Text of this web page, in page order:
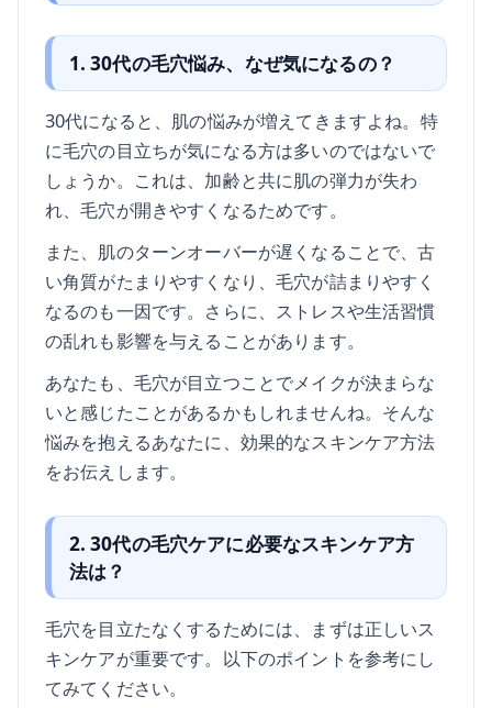
1. 30代の毛穴悩み、なぜ気になるの？
30代になると、肌の悩みが増えてきますよね。特
に毛穴の目立ちが気になる方は多いのではないで
しょうか。これは、加齢と共に肌の弾力が失わ
れ、毛穴が開きやすくなるためです。
また、肌のターンオーバーが遅くなることで、古
い角質がたまりやすくなり、毛穴が詰まりやすく
なるのも一因です。さらに、ストレスや生活習慣
の乱れも影響を与えることがあります。
あなたも、毛穴が目立つことでメイクが決まらな
いと感じたことがあるかもしれませんね。そんな
悩みを抱えるあなたに、効果的なスキンケア方法
をお伝えします。
2. 30代の毛穴ケアに必要なスキンケア方
法は？
毛穴を目立たなくするためには、まずは正しいス
キンケアが重要です。以下のポイントを参考にし
てみてください。